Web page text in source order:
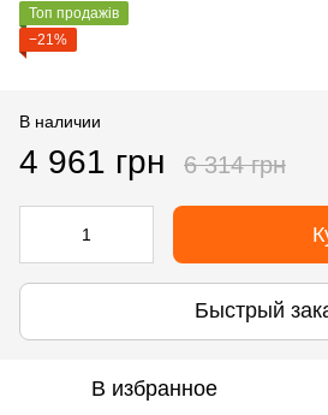
Топ продажів
−21%
В наличии
4 961 грн 6 314 грн
Быстрый
В избранное